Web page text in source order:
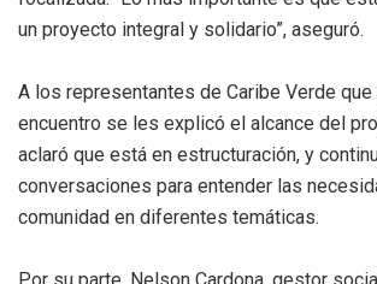
un proyecto integral y solidario”, aseguró.
A los representantes de Caribe Verde
encuentro se les explicó el alcance del
aclaró que está en estructuración, y
conversaciones para entender las
comunidad en diferentes temáticas.